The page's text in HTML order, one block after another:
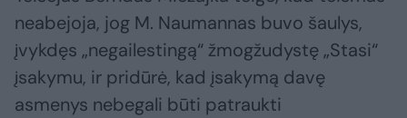
neabejoja, jog M. Naumannas buvo šaulys,
įvykdęs „negailestingą“ žmogžudystę „Stasi“
įsakymu, ir pridūrė, kad įsakymą davę
asmenys nebegali būti patraukti